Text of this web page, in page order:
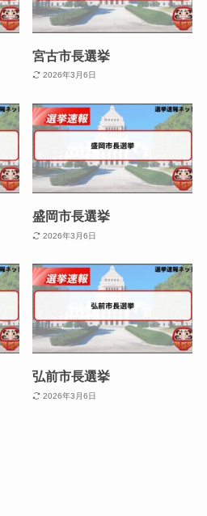
宮古市長選挙
2026年3月6日
盛岡市長選挙
2026年3月6日
弘前市長選挙
2026年3月6日